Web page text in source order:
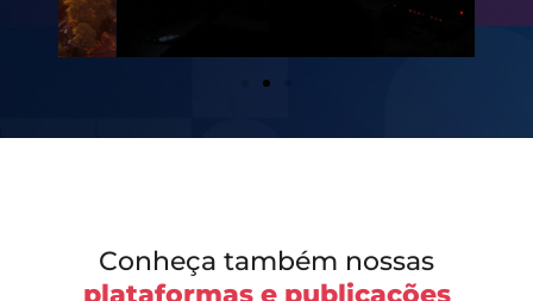
Conheça também nossas
plataformas e publicações